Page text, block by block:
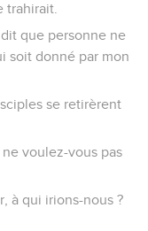
trahirait.
que personne ne
soit donné par mon
se retirèrent
voulez-vous pas
à qui irions-nous ?